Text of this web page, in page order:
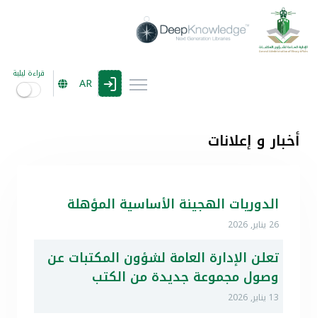
AR
قراءة ليلية
أخبار و إعلانات
الدوريات الهجينة الأساسية المؤهلة
26 يناير, 2026
تعلن الإدارة العامة لشؤون المكتبات عن
وصول مجموعة جديدة من الكتب
13 يناير, 2026